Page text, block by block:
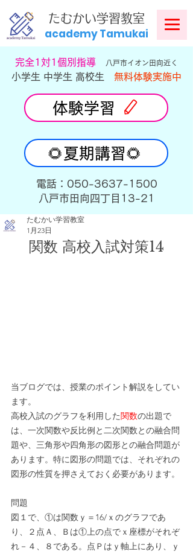
​たむかい学習教室
academy Tamukai
​完全1対1個別指導 八戸市イオン田向近く
小学生 中学生 高校生 無料体験実施中
体験学習
🌻夏期講習🌻
​電話：050-3637-1500
​八戸市田向四丁目13-21
たむかい学習教室
1月23日
関数 高校入試対策14
当ブログでは、授業のポイント解説をしてい
ます。
高校入試のグラフを利用した関数の出題で
は、一次関数や反比例と二次関数との融合問
題や、三角形や四角形の図形との融合問題が
あります。特に図形の問題では、それぞれの
図形の性質を押さえておく必要があります。
問題
図１で、①は関数ｙ＝16/ｘのグラフであ
り、２点Ａ、Ｂは①上の点でｘ座標がそれぞ
れ－４、８である。点Ｐはｙ軸上にあり、ｙ